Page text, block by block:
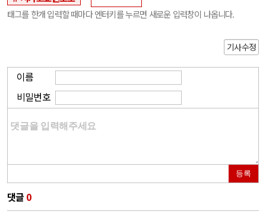
태그를 한개 입력할 때마다 엔터키를 누르면 새로운 입력창이 나옵니다.
기사수정
이름
비밀번호
등록
댓글 0